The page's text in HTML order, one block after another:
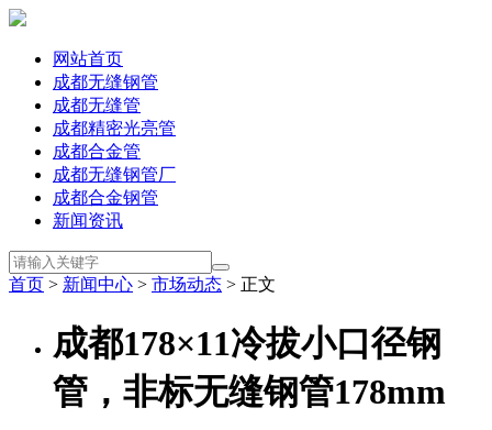
网站首页
成都无缝钢管
成都无缝管
成都精密光亮管
成都合金管
成都无缝钢管厂
成都合金钢管
新闻资讯
首页 > 新闻中心 > 市场动态 > 正文
成都178×11冷拔小口径钢
管，非标无缝钢管178mm